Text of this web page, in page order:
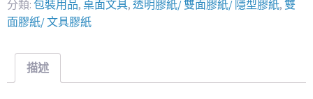
分類: 包裝用品, 桌面文具, 透明膠紙/ 雙面膠紙/ 隱型膠紙, 雙
面膠紙/ 文具膠紙
描述